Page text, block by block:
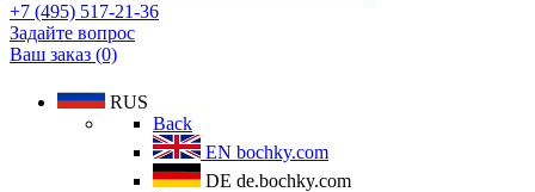
+7 (495) 517-21-36
Задайте вопрос
Ваш заказ (0)
RUS
Back
EN bochky.com
DE de.bochky.com